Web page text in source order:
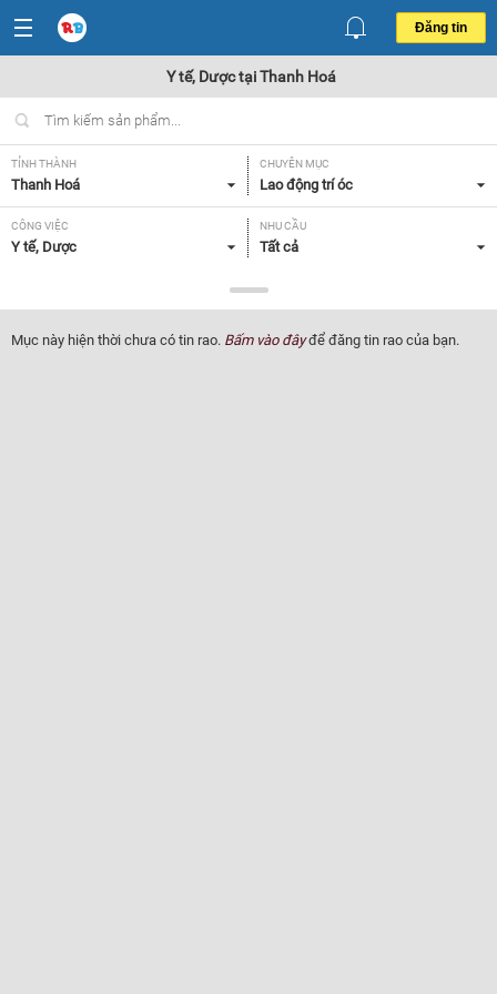
Đăng tin
Y tế, Dược tại Thanh Hoá
TỈNH THÀNH
Thanh Hoá
CHUYÊN MỤC
Lao động trí óc
CÔNG VIỆC
Y tế, Dược
NHU CẦU
Tất cả
Tất cả
Mục này hiện thời chưa có tin rao. Bấm vào đâyđể đăng tin rao của bạn.